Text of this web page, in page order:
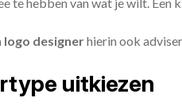
logo designerhierin ook
uitkiezen